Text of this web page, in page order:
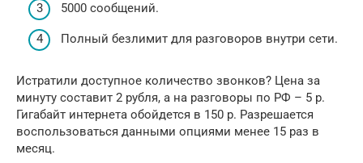
5000 сообщений.
Полный безлимит для разговоров внутри сети.
Истратили доступное количество звонков? Цена за
минуту составит 2 рубля, а на разговоры по РФ – 5 р.
Гигабайт интернета обойдется в 150 р. Разрешается
воспользоваться данными опциями менее 15 раз в
месяц.